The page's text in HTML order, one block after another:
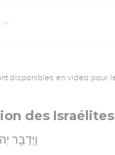
disponibles en vidéo pour
des Israélites
וַיְדַבֵּ֥ר